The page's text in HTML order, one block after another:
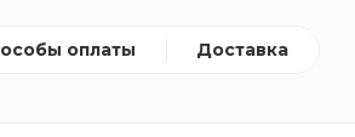
оплаты Доставка